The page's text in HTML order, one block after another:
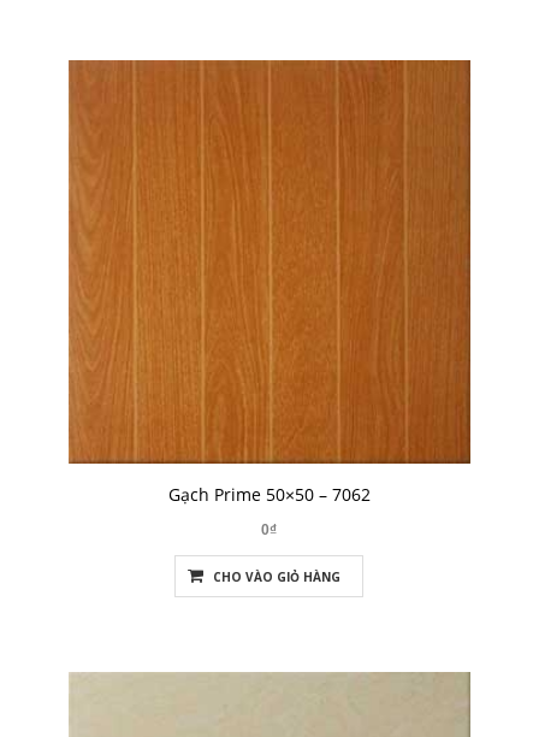
Gạch Prime 50×50 – 7062
0₫
CHO VÀO GIỎ HÀNG